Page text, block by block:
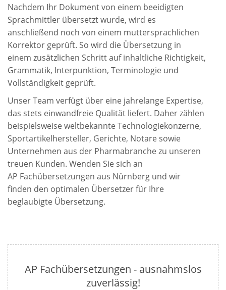
Nachdem Ihr Dokument von einem beeidigten
Sprachmittler übersetzt wurde, wird es
anschließend noch von einem muttersprachlichen
Korrektor geprüft. So wird die Übersetzung in
einem zusätzlichen Schritt auf inhaltliche Richtigkeit,
Grammatik, Interpunktion, Terminologie und
Vollständigkeit geprüft.
Unser Team verfügt über eine jahrelange Expertise,
das stets einwandfreie Qualität liefert. Daher zählen
beispielsweise weltbekannte Technologiekonzerne,
Sportartikelhersteller, Gerichte, Notare sowie
Unternehmen aus der Pharmabranche zu unseren
treuen Kunden. Wenden Sie sich an
AP Fachübersetzungen aus Nürnberg und wir
finden den optimalen Übersetzer für Ihre
beglaubigte Übersetzung.
AP Fachübersetzungen - ausnahmslos
zuverlässig!